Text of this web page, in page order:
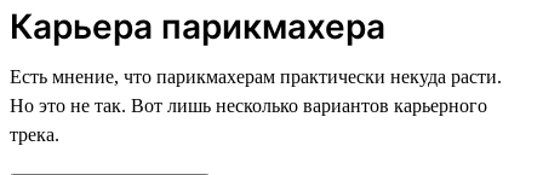
Карьера парикмахера
Есть мнение, что парикмахерам практически некуда расти.
Но это не так. Вот лишь несколько вариантов карьерного
трека.